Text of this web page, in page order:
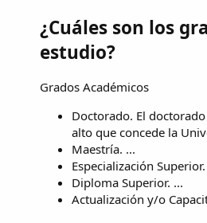
¿Cuáles son los
estudio?
Grados Académicos
Doctorado. El
alto que concede la
Maestría. ...
Especialización
Diploma Superior. ...
Actualización y/o